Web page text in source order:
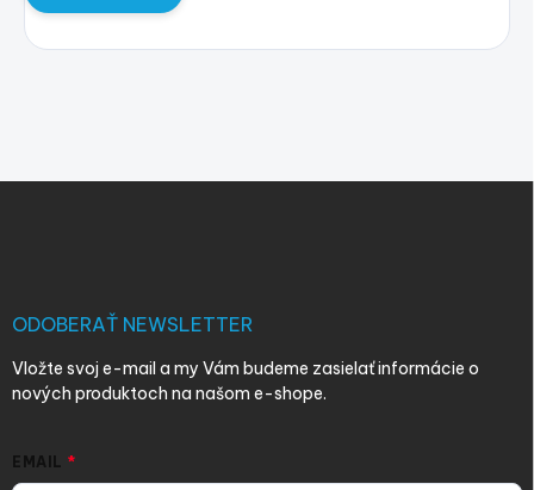
ODOBERAŤ NEWSLETTER
Vložte svoj e-mail a my Vám budeme zasielať informácie o
nových produktoch na našom e-shope.
EMAIL